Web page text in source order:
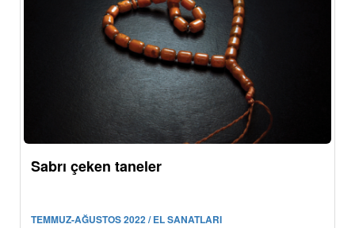
Sabrı çeken taneler
TEMMUZ-AĞUSTOS 2022 / EL SANATLARI